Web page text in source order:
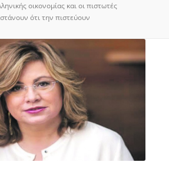
οικονομίας και οι πιστωτές
ότι την πιστεύουν